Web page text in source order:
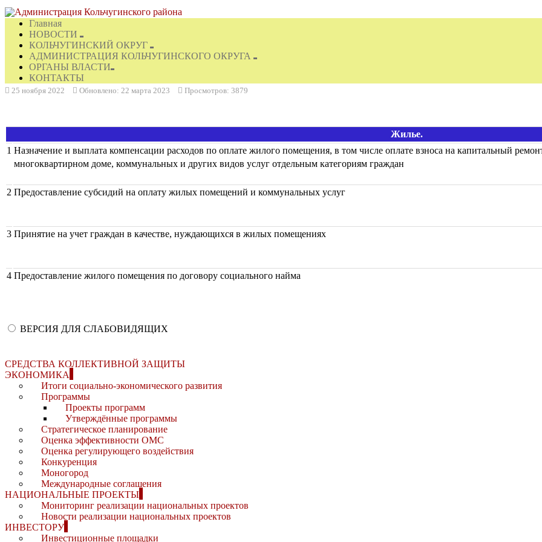
Главная
НОВОСТИ
КОЛЬЧУГИНСКИЙ ОКРУГ
АДМИНИСТРАЦИЯ КОЛЬЧУГИНСКОГО ОКРУГА
ОРГАНЫ ВЛАСТИ
КОНТАКТЫ
25 ноября 2022 Обновлено: 22 марта 2023 Просмотров: 3879
Жилье.
1 Назначение и выплата компенсации расходов по оплате жилого помещения, в том числе оплате взноса на капитальный
многоквартирном доме, коммунальных и других видов услуг отдельным категориям граждан
2 Предоставление субсидий на оплату жилых помещений и коммунальных услуг
3 Принятие на учет граждан в качестве, нуждающихся в жилых помещениях
4 Предоставление жилого помещения по договору социального найма
ВЕРСИЯ ДЛЯ СЛАБОВИДЯЩИХ
СРЕДСТВА КОЛЛЕКТИВНОЙ ЗАЩИТЫ
ЭКОНОМИКА
Итоги социально-экономического развития
Программы
Проекты программ
Утверждённые программы
Стратегическое планирование
Оценка эффективности ОМС
Оценка регулирующего воздействия
Конкуренция
Моногород
Международные соглашения
НАЦИОНАЛЬНЫЕ ПРОЕКТЫ
Мониторинг реализации национальных проектов
Новости реализации национальных проектов
ИНВЕСТОРУ
Инвестиционные площадки